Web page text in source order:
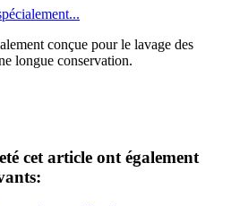
conçue pour le lavage des
longue conservation.
cet article ont également